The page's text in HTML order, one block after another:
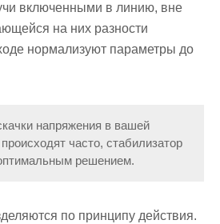
включенными в линию, вне
на них разности
нормализуют параметры до
напряжения в вашей
часто, стабилизатор
решением.
по принципу действия.